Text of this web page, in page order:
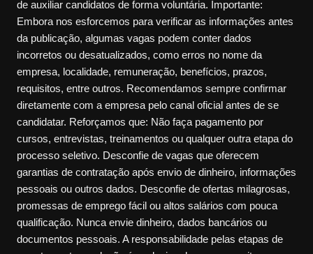
de auxiliar candidatos de forma voluntária. Importante:
Embora nos esforcemos para verificar as informações antes
da publicação, algumas vagas podem conter dados
incorretos ou desatualizados, como erros no nome da
empresa, localidade, remuneração, benefícios, prazos,
requisitos, entre outros. Recomendamos sempre confirmar
diretamente com a empresa pelo canal oficial antes de se
candidatar. Reforçamos que: Não faça pagamento por
cursos, entrevistas, treinamentos ou qualquer outra etapa do
processo seletivo. Desconfie de vagas que oferecem
garantias de contratação após envio de dinheiro, informações
pessoais ou outros dados. Desconfie de ofertas milagrosas,
promessas de emprego fácil ou altos salários com pouca
qualificação. Nunca envie dinheiro, dados bancários ou
documentos pessoais. A responsabilidade pelas etapas de